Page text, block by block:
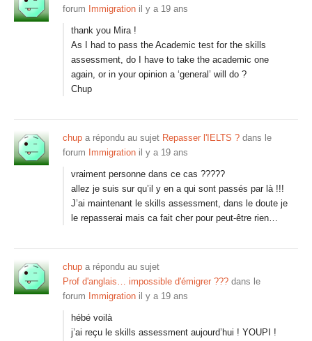
forum Immigration il y a 19 ans
thank you Mira !
As I had to pass the Academic test for the skills
assessment, do I have to take the academic one
again, or in your opinion a ‘general’ will do ?
Chup
chup a répondu au sujet Repasser l'IELTS ? dans le
forum Immigration il y a 19 ans
vraiment personne dans ce cas ?????
allez je suis sur qu’il y en a qui sont passés par là !!!
J’ai maintenant le skills assessment, dans le doute je
le repasserai mais ca fait cher pour peut-être rien…
chup a répondu au sujet
Prof d'anglais… impossible d'émigrer ??? dans le
forum Immigration il y a 19 ans
hébé voilà
j’ai reçu le skills assessment aujourd’hui ! YOUPI !